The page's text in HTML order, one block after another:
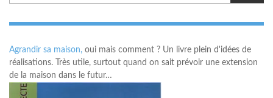
Agrandir sa maison, oui mais comment ? Un livre plein d'idées de
réalisations. Très utile, surtout quand on sait prévoir une extension
de la maison dans le futur…